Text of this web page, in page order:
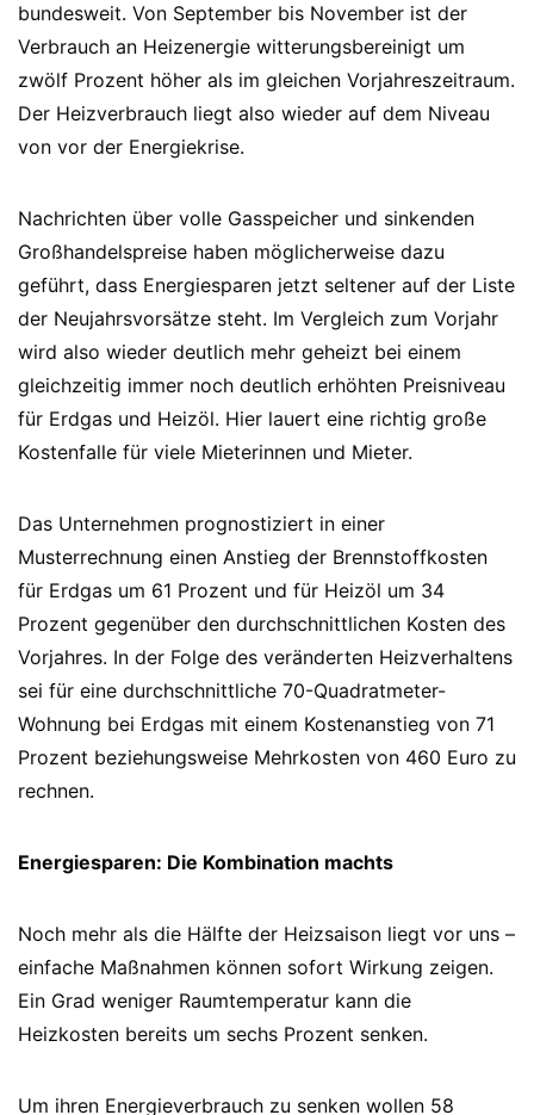
bundesweit. Von September bis November ist der
Verbrauch an Heizenergie witterungsbereinigt um
zwölf Prozent höher als im gleichen Vorjahreszeitraum.
Der Heizverbrauch liegt also wieder auf dem Niveau
von vor der Energiekrise.
Nachrichten über volle Gasspeicher und sinkenden
Großhandelspreise haben möglicherweise dazu
geführt, dass Energiesparen jetzt seltener auf der Liste
der Neujahrsvorsätze steht. Im Vergleich zum Vorjahr
wird also wieder deutlich mehr geheizt bei einem
gleichzeitig immer noch deutlich erhöhten Preisniveau
für Erdgas und Heizöl. Hier lauert eine richtig große
Kostenfalle für viele Mieterinnen und Mieter.
Das Unternehmen prognostiziert in einer
Musterrechnung einen Anstieg der Brennstoffkosten
für Erdgas um 61 Prozent und für Heizöl um 34
Prozent gegenüber den durchschnittlichen Kosten des
Vorjahres. In der Folge des veränderten Heizverhaltens
sei für eine durchschnittliche 70-Quadratmeter-
Wohnung bei Erdgas mit einem Kostenanstieg von 71
Prozent beziehungsweise Mehrkosten von 460 Euro zu
rechnen.
Energiesparen: Die Kombination machts
Noch mehr als die Hälfte der Heizsaison liegt vor uns –
einfache Maßnahmen können sofort Wirkung zeigen.
Ein Grad weniger Raumtemperatur kann die
Heizkosten bereits um sechs Prozent senken.
Um ihren Energieverbrauch zu senken wollen 58